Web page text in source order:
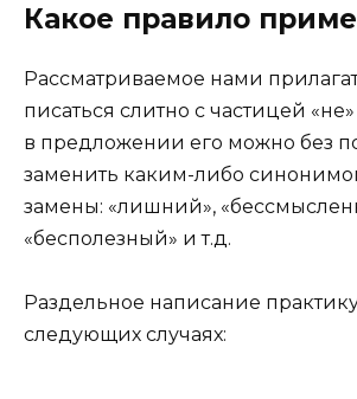
Какое правило
Рассматриваемое нами
писаться слитно с частицей
в предложении его можно без
заменить каким-либо
замены: «лишний»,
«бесполезный» и т.д.
Раздельное написание
следующих случаях: